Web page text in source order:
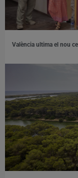
València ultima el nou